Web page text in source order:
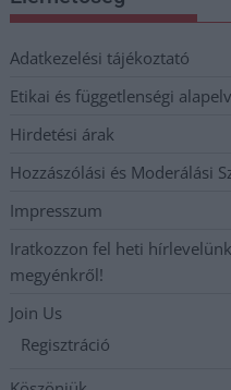
Adatkezelési tájékoztató
Etikai és függetlenségi
Hirdetési árak
Hozzászólási és Moderálási
Impresszum
Iratkozzon fel heti
megyénkről!
Join Us
Regisztráció